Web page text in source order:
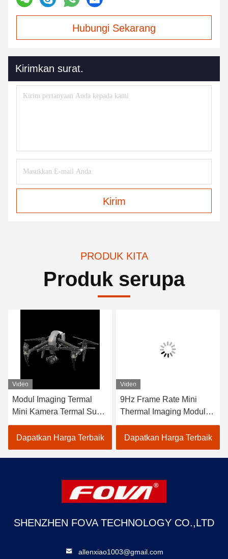
Hubungi Sekarang
Kirimkan surat.
Kirim
PRODUK KITA
Produk serupa
Video
Modul Imaging Termal
Mini Kamera Termal Suhu
Tubuh -20C 50C Frame
Rate 9Hz untuk
Merampingkan Bisnis
Anda
Dapatkan Harga Terbaik
Video
9Hz Frame Rate Mini
Thermal Imaging Module
±2% Akurasi Jangkauan
Spektral 8-14μm Untuk
Aplikasi Industri
Dapatkan Harga Terbaik
SHENZHEN FOVA TECHNOLOGY CO.,LTD
allenxiao1003@gmail.com